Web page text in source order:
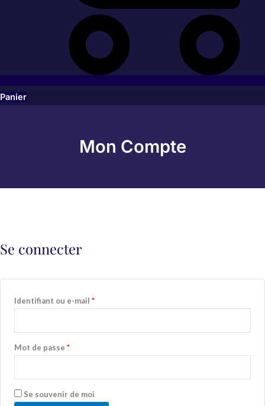
Panier
Mon Compte
Se connecter
Identifiant ou e-mail *
Mot de passe *
Se souvenir de moi